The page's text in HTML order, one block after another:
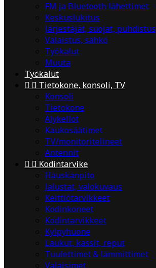
FM ja Bluetooth lähettimet
Keskuslukitus
Järjestäjät, suojat, puhdistus
Valaistus, sähkö
Työkalut
Muuta
Työkalut
  Tietokone, konsoli, TV
Konsoli
Tietokone
Älykellot
Kaukosäätimet
TV/monitoritelineet
Antennit
  Kodintarvike
Hauskanpito
Jalustat, valokuvaus
Keittiötarvikkeet
Kodinkoneet
Kodintarvikkeet
Kylpyhuone
Laukut, kassit, reput
Tuulettimet & lämmittimet
Valaisimet